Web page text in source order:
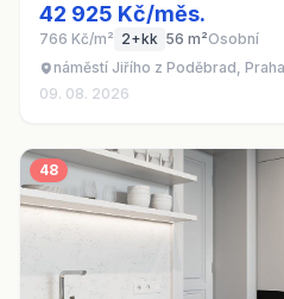
42 925 Kč/měs.
766 Kč/m² 2+kk 56 m²Osobní
náměstí Jiřího z Poděbrad,
09. 08. 2026
48